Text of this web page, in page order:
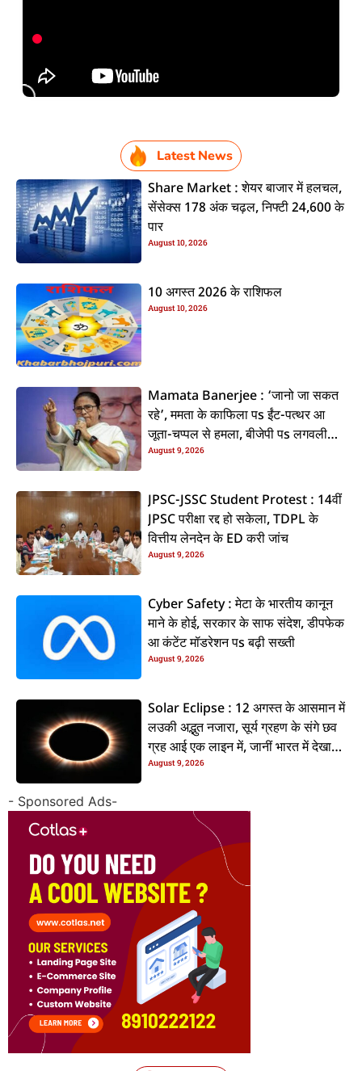
Latest News
Share Market : शेयर बाजार में हलचल,
सेंसेक्स 178 अंक चढ़ल, निफ्टी 24,600 के
पार
August 10, 2026
10 अगस्त 2026 के राशिफल
August 10, 2026
Mamata Banerjee : ‘जानो जा सकत
रहे’, ममता के काफिला पs ईंट-पत्थर आ
जूता-चप्पल से हमला, बीजेपी पs लगवली
आरोप
August 9, 2026
JPSC-JSSC Student Protest : 14वीं
JPSC परीक्षा रद्द हो सकेला, TDPL के
वित्तीय लेनदेन के ED करी जांच
August 9, 2026
Cyber Safety : मेटा के भारतीय कानून
माने के होई, सरकार के साफ संदेश, डीपफेक
आ कंटेंट मॉडरेशन पs बढ़ी सख्ती
August 9, 2026
Solar Eclipse : 12 अगस्त के आसमान में
लउकी अद्भुत नजारा, सूर्य ग्रहण के संगे छव
ग्रह आई एक लाइन में, जानीं भारत में देखाई
दी कि ना?
August 9, 2026
- Sponsored Ads-